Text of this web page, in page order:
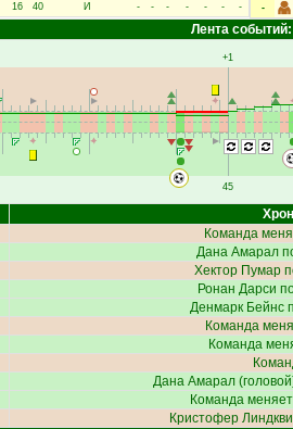
16 40 И - - - - - - -
-
Лента событий:
+1
45
Команда
Дана Амарал
Хектор Пумар
Ронан Дарси
Денмарк Бейнс
Команда
Команда
Дана Амарал
Команда
Кристофер